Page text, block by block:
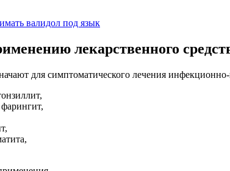
валидол под язык
лекарственного
для симптоматического лечения